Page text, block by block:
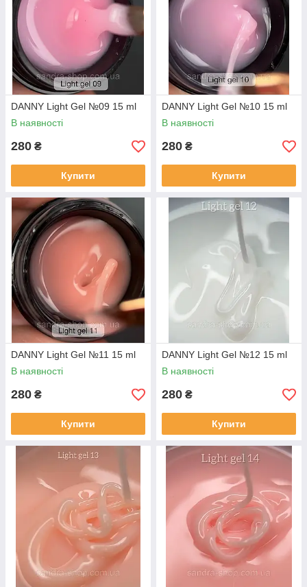
DANNY Light Gel №09 15 ml
В наявності
280 ₴
Купити
DANNY Light Gel №10 15 ml
В наявності
280 ₴
Купити
DANNY Light Gel №11 15 ml
В наявності
280 ₴
Купити
DANNY Light Gel №12 15 ml
В наявності
280 ₴
Купити